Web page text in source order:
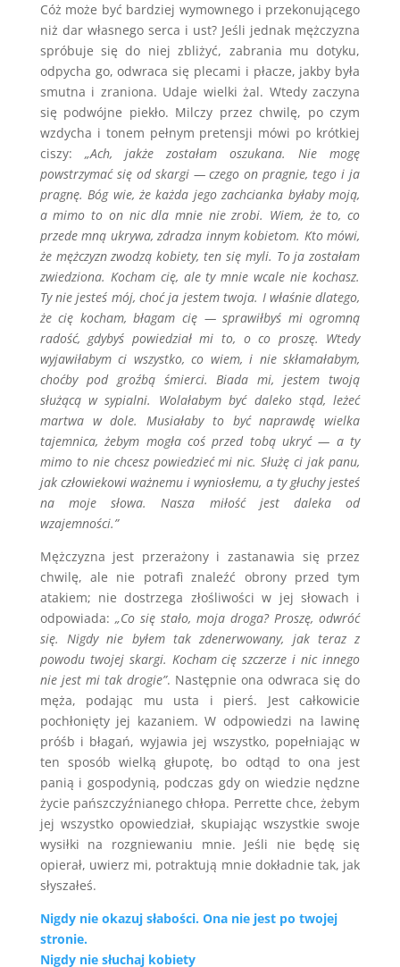
Cóż może być bardziej wymownego i przekonującego
niż dar własnego serca i ust? Jeśli jednak mężczyzna
spróbuje się do niej zbliżyć, zabrania mu dotyku,
odpycha go, odwraca się plecami i płacze, jakby była
smutna i zraniona. Udaje wielki żal. Wtedy zaczyna
się podwójne piekło. Milczy przez chwilę, po czym
wzdycha i tonem pełnym pretensji mówi po krótkiej
ciszy: „Ach, jakże zostałam oszukana. Nie mogę
powstrzymać się od skargi — czego on pragnie, tego i ja
pragnę. Bóg wie, że każda jego zachcianka byłaby moją,
a mimo to on nic dla mnie nie zrobi. Wiem, że to, co
przede mną ukrywa, zdradza innym kobietom. Kto mówi,
że mężczyzn zwodzą kobiety, ten się myli. To ja zostałam
zwiedziona. Kocham cię, ale ty mnie wcale nie kochasz.
Ty nie jesteś mój, choć ja jestem twoja. I właśnie dlatego,
że cię kocham, błagam cię — sprawiłbyś mi ogromną
radość, gdybyś powiedział mi to, o co proszę. Wtedy
wyjawiłabym ci wszystko, co wiem, i nie skłamałabym,
choćby pod groźbą śmierci. Biada mi, jestem twoją
służącą w sypialni. Wolałabym być daleko stąd, leżeć
martwa w dole. Musiałaby to być naprawdę wielka
tajemnica, żebym mogła coś przed tobą ukryć — a ty
mimo to nie chcesz powiedzieć mi nic. Służę ci jak panu,
jak człowiekowi ważnemu i wyniosłemu, a ty głuchy jesteś
na moje słowa. Nasza miłość jest daleka od
wzajemności.”
Mężczyzna jest przerażony i zastanawia się przez
chwilę, ale nie potrafi znaleźć obrony przed tym
atakiem; nie dostrzega złośliwości w jej słowach i
odpowiada: „Co się stało, moja droga? Proszę, odwróć
się. Nigdy nie byłem tak zdenerwowany, jak teraz z
powodu twojej skargi. Kocham cię szczerze i nic innego
nie jest mi tak drogie”. Następnie ona odwraca się do
męża, podając mu usta i pierś. Jest całkowicie
pochłonięty jej kazaniem. W odpowiedzi na lawinę
próśb i błagań, wyjawia jej wszystko, popełniając w
ten sposób wielką głupotę, bo odtąd to ona jest
panią i gospodynią, podczas gdy on wiedzie nędzne
życie pańszczyźnianego chłopa. Perrette chce, żebym
jej wszystko opowiedział, skupiając wszystkie swoje
wysiłki na rozgniewaniu mnie. Jeśli nie będę się
opierał, uwierz mi, potraktują mnie dokładnie tak, jak
słyszałeś.
Nigdy nie okazuj słabości. Ona nie jest po twojej
stronie.
Nigdy nie słuchaj kobiety